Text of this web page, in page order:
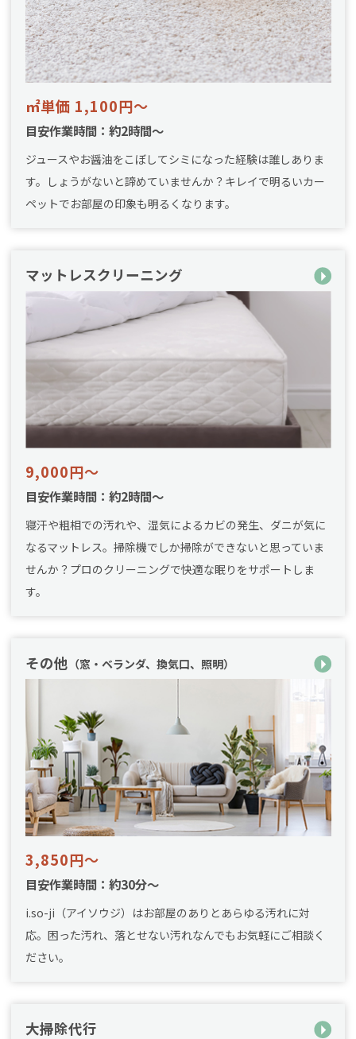
㎡単価 1,100円～
目安作業時間：約2時間～
ジュースやお醤油をこぼしてシミになった経験は誰しありま
す。しょうがないと諦めていませんか？キレイで明るいカー
ペットでお部屋の印象も明るくなります。
マットレスクリーニング
9,000円～
目安作業時間：約2時間～
寝汗や粗相での汚れや、湿気によるカビの発生、ダニが気に
なるマットレス。掃除機でしか掃除ができないと思っていま
せんか？プロのクリーニングで快適な眠りをサポートしま
す。
その他 （窓・ベランダ、換気口、照明）
3,850円～
目安作業時間：約30分～
i.so-ji（アイソウジ）はお部屋のありとあらゆる汚れに対
応。困った汚れ、落とせない汚れなんでもお気軽にご相談く
ださい。
大掃除代行